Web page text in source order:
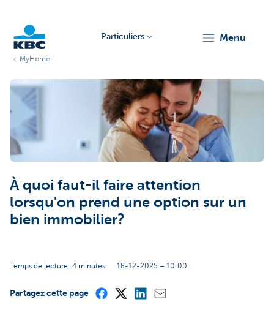
Particuliers menu
MyHome
À quoi faut-il faire attention
lorsqu'on prend une option sur un
bien immobilier?
Temps de lecture: 4 minutes 18-12-2025 – 10:00
Partagez cette page